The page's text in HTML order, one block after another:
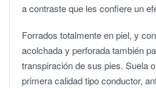
a contraste que les confiere un
Forrados totalmente en piel, y
acolchada y perforada también
transpiración de sus pies. Suela
primera calidad tipo conductor,